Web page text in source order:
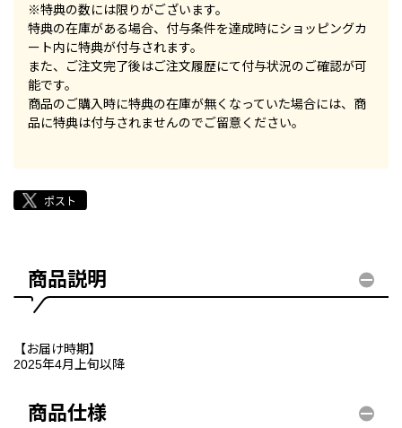
※特典の数には限りがございます。
特典の在庫がある場合、付与条件を達成時にショッピングカ
ート内に特典が付与されます。
また、ご注文完了後はご注文履歴にて付与状況のご確認が可
能です。
商品のご購入時に特典の在庫が無くなっていた場合には、商
品に特典は付与されませんのでご留意ください。
商品説明
【お届け時期】
2025年4月上旬以降
商品仕様